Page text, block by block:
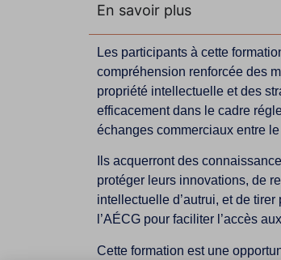
En savoir plus
Les participants à cette
compréhension renforcée des
propriété intellectuelle et des
efficacement dans le cadre
échanges commerciaux entre
Ils acquerront des
protéger leurs innovations, de
intellectuelle d’autrui, et de
l’AÉCG pour faciliter l’accès
Cette formation est une